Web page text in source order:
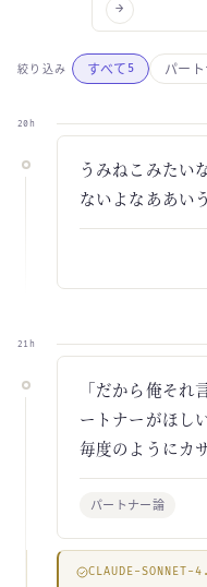
→
絞り込み すべて 5 パー
20h
うみねこみたい
ないよなああい
21h
「だから俺そ
ートナーがほし
毎度のようにカ
パートナー論
CLAUDE-